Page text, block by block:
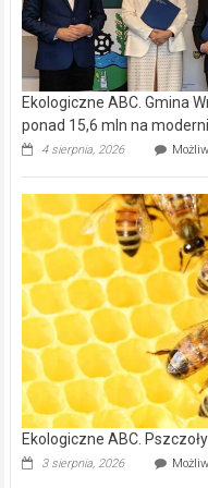
Ekologiczne ABC. Gmina
ponad 15,6 mln na
4 sierpnia, 2026
Ekologiczne ABC.
3 sierpnia, 2026